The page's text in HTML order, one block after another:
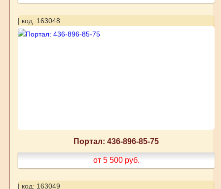
| код: 163048
Портал: 436-896-85-75
от 5 500 руб.
| код: 163049